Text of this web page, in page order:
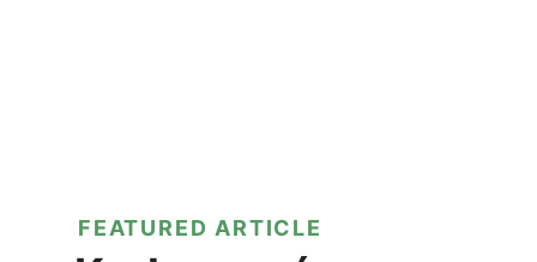
FEATURED ARTICLE